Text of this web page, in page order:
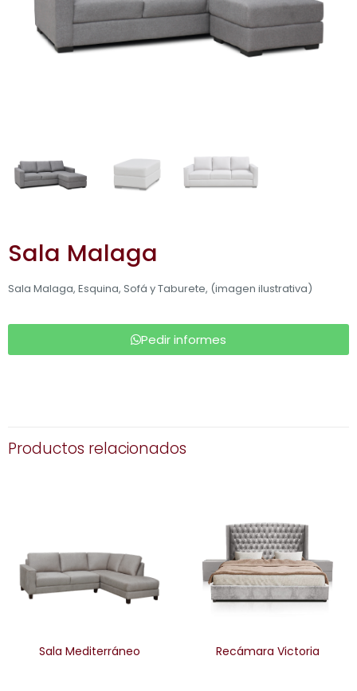
Sala Malaga
Sala Malaga, Esquina, Sofá y Taburete, (imagen ilustrativa)
Pedir informes
Productos relacionados
Sala Mediterráneo Recámara Victoria